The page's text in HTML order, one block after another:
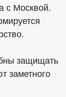
с Москвой.
защищать
заметного